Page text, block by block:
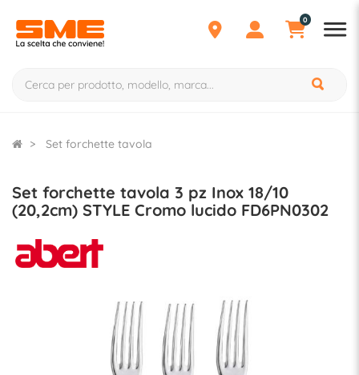
0
Set forchette tavola
Set forchette tavola 3 pz Inox 18/10
(20,2cm) STYLE Cromo lucido FD6PN0302